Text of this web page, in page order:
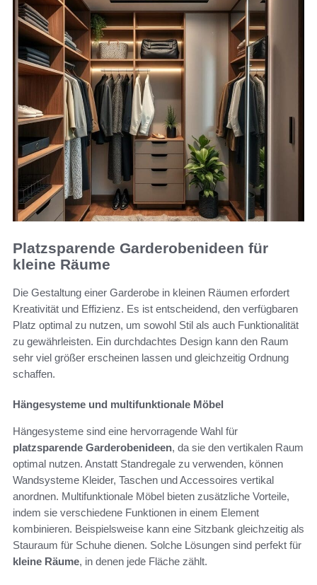
Platzsparende Garderobenideen für
kleine Räume
Die Gestaltung einer Garderobe in kleinen Räumen erfordert
Kreativität und Effizienz. Es ist entscheidend, den verfügbaren
Platz optimal zu nutzen, um sowohl Stil als auch Funktionalität
zu gewährleisten. Ein durchdachtes Design kann den Raum
sehr viel größer erscheinen lassen und gleichzeitig Ordnung
schaffen.
Hängesysteme und multifunktionale Möbel
Hängesysteme sind eine hervorragende Wahl für
platzsparende Garderobenideen, da sie den vertikalen Raum
optimal nutzen. Anstatt Standregale zu verwenden, können
Wandsysteme Kleider, Taschen und Accessoires vertikal
anordnen. Multifunktionale Möbel bieten zusätzliche Vorteile,
indem sie verschiedene Funktionen in einem Element
kombinieren. Beispielsweise kann eine Sitzbank gleichzeitig als
Stauraum für Schuhe dienen. Solche Lösungen sind perfekt für
kleine Räume, in denen jede Fläche zählt.